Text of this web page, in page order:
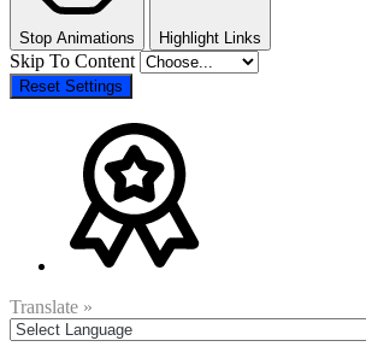
Stop Animations Highlight Links
Skip To Content
Reset Settings
Translate »